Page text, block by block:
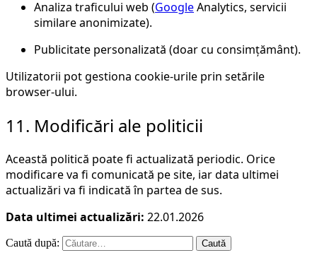
Analiza traficului web (GoogleAnalytics, servicii
similare anonimizate).
Publicitate personalizată (doar cu consimțământ).
Utilizatorii pot gestiona cookie-urile prin setările
browser-ului.
11. Modificări ale politicii
Această politică poate fi actualizată periodic. Orice
modificare va fi comunicată pe site, iar data ultimei
actualizări va fi indicată în partea de sus.
Data ultimei actualizări: 22.01.2026
Caută după: